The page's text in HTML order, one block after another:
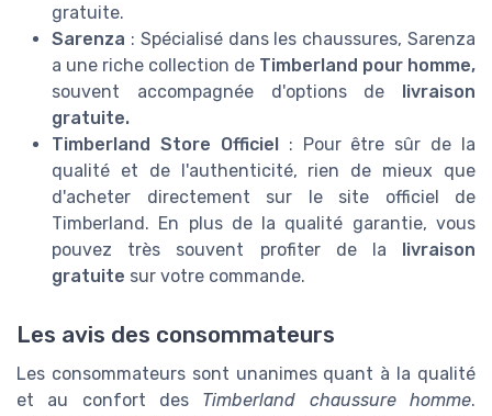
gratuite.
Sarenza : Spécialisé dans les chaussures, Sarenza
a une riche collection de Timberland pour homme,
souvent accompagnée d'options de livraison
gratuite.
Timberland Store Officiel: Pour être sûr de la
qualité et de l'authenticité, rien de mieux que
d'acheter directement sur le site officiel de
Timberland. En plus de la qualité garantie, vous
pouvez très souvent profiter de la livraison
gratuite sur votre commande.
Les avis des consommateurs
Les consommateurs sont unanimes quant à la qualité
et au confort des Timberland chaussure homme.